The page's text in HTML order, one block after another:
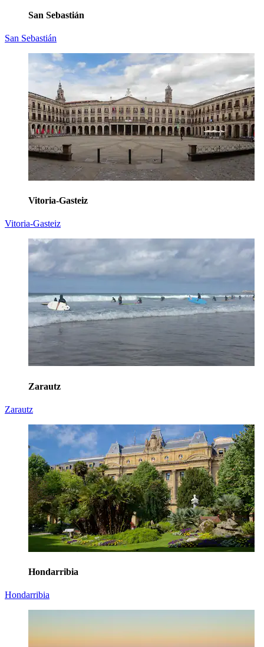
San Sebastián
San Sebastián
Vitoria-Gasteiz
Vitoria-Gasteiz
Zarautz
Zarautz
Hondarribia
Hondarribia